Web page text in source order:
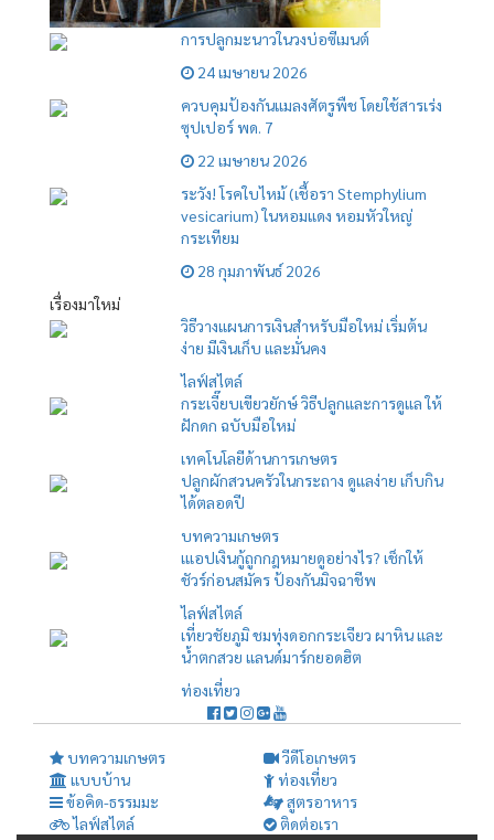
การปลูกมะนาวในวงบ่อซีเมนต์
24 เมษายน 2026
ควบคุมป้องกันแมลงศัตรูพืช โดยใช้สารเร่ง
ซุปเปอร์ พด. 7
22 เมษายน 2026
ระวัง! โรคใบไหม้ (เชื้อรา Stemphylium
vesicarium) ในหอมแดง หอมหัวใหญ่
กระเทียม
28 กุมภาพันธ์ 2026
เรื่องมาใหม่
วิธีวางแผนการเงินสำหรับมือใหม่ เริ่มต้น
ง่าย มีเงินเก็บ และมั่นคง
ไลฟ์สไตล์
กระเจี๊ยบเขียวยักษ์ วิธีปลูกและการดูแล ให้
ฝักดก ฉบับมือใหม่
เทคโนโลยีด้านการเกษตร
ปลูกผักสวนครัวในกระถาง ดูแลง่าย เก็บกิน
ได้ตลอดปี
บทความเกษตร
เแอปเงินกู้ถูกกฎหมายดูอย่างไร? เช็กให้
ชัวร์ก่อนสมัคร ป้องกันมิจฉาชีพ
ไลฟ์สไตล์
เที่ยวชัยภูมิ ชมทุ่งดอกกระเจียว ผาหิน และ
น้ำตกสวย แลนด์มาร์กยอดฮิต
ท่องเที่ยว
บทความเกษตร
วีดีโอเกษตร
แบบบ้าน
ท่องเที่ยว
ข้อคิด-ธรรมมะ
สูตรอาหาร
ไลฟ์สไตล์
ติดต่อเรา